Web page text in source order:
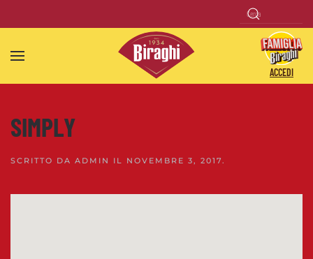
Skip to main content
ACCEDI
SIMPLY
SCRITTO DA ADMIN IL NOVEMBRE 3, 2017.